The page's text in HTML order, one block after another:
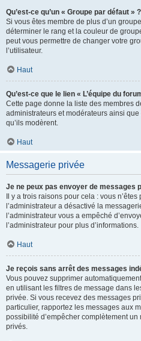
Qu’est-ce qu’un « Groupe par défaut » ?
Si vous êtes membre de plus d’un
déterminer le rang et la couleur de
peut vous permettre de changer votre
l’utilisateur.
Haut
Qu’est-ce que le lien « L’équipe du
Cette page donne la liste des membres
administrateurs et modérateurs ainsi
qu’ils modèrent.
Haut
Messagerie privée
Je ne peux pas envoyer de messages
Il y a trois raisons pour cela : vous
l’administrateur a désactivé la
l’administrateur vous a empêché
l’administrateur pour plus d’informations.
Haut
Je reçois sans arrêt des messages
Vous pouvez supprimer
en utilisant les filtres de message dans
privée. Si vous recevez des messages
particulier, rapportez les messages aux
possibilité d’empêcher complètement
privés.